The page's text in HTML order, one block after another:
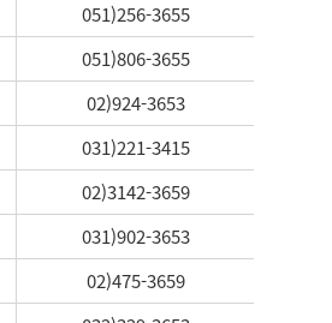
051)256-3655
051)806-3655
02)924-3653
031)221-3415
02)3142-3659
031)902-3653
02)475-3659